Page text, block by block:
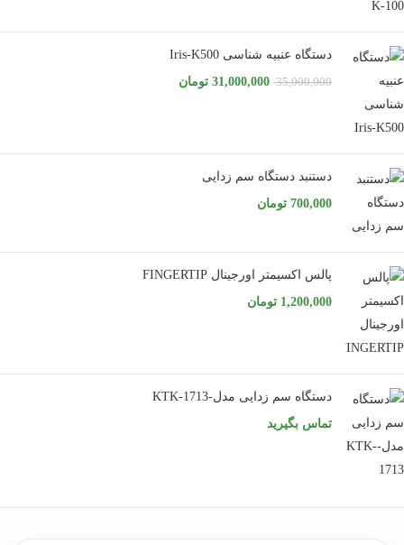
دستگاه عنبیه شناسی Iris-K500
35,000,000
31,000,000 تومان
دستنبد دستگاه سم زدایی
700,000 تومان
پالس اکسیمتر اورجینال FINGERTIP
1,200,000 تومان
دستگاه سم زدایی مدل-KTK-1713
تماس بگیرید